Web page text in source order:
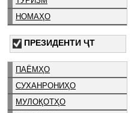
НОМАҲО
ПРЕЗИДЕНТИ ҶТ
ПАЁМҲО
СУХАНРОНИҲО
МУЛОҚОТҲО